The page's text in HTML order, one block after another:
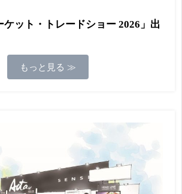
ケット・トレードショー 2026」出
もっと見る ≫